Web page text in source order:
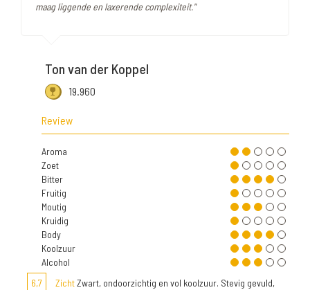
maag liggende en laxerende complexiteit."
Ton van der Koppel
19.960
Review
Aroma
Zoet
Bitter
Fruitig
Moutig
Kruidig
Body
Koolzuur
Alcohol
6,7
ZichtZwart, ondoorzichtig en vol koolzuur. Stevig gevuld,